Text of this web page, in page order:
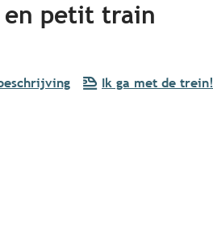
en petit train
Ik ga met de trein!